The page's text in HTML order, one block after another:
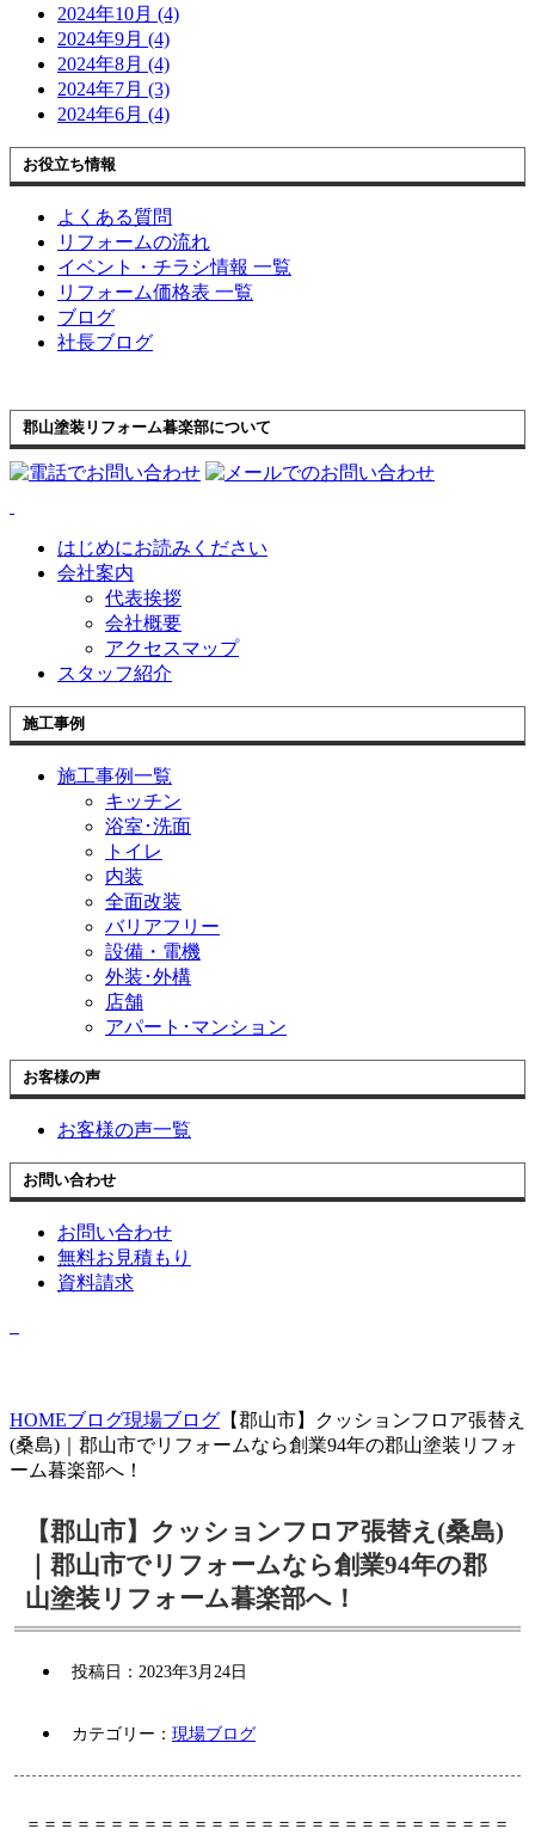
2024年10月 (4)
2024年9月 (4)
2024年8月 (4)
2024年7月 (3)
2024年6月 (4)
お役立ち情報
よくある質問
リフォームの流れ
イベント・チラシ情報 一覧
リフォーム価格表 一覧
ブログ
社長ブログ
郡山塗装リフォーム暮楽部について
はじめにお読みください
会社案内
代表挨拶
会社概要
アクセスマップ
スタッフ紹介
施工事例
施工事例一覧
キッチン
浴室･洗面
トイレ
内装
全面改装
バリアフリー
設備・電機
外装･外構
店舗
アパート･マンション
お客様の声
お客様の声一覧
お問い合わせ
お問い合わせ
無料お見積もり
資料請求
HOMEブログ現場ブログ 【郡山市】クッションフロア張替え
(桑島)｜郡山市でリフォームなら創業94年の郡山塗装リフォ
ーム暮楽部へ！
【郡山市】クッションフロア張替え(桑島)
｜郡山市でリフォームなら創業94年の郡
山塗装リフォーム暮楽部へ！
投稿日： 2023年3月24日
カテゴリー： 現場ブログ
＝＝＝＝＝＝＝＝＝＝＝＝＝＝＝＝＝＝＝＝＝＝＝＝＝＝＝＝＝